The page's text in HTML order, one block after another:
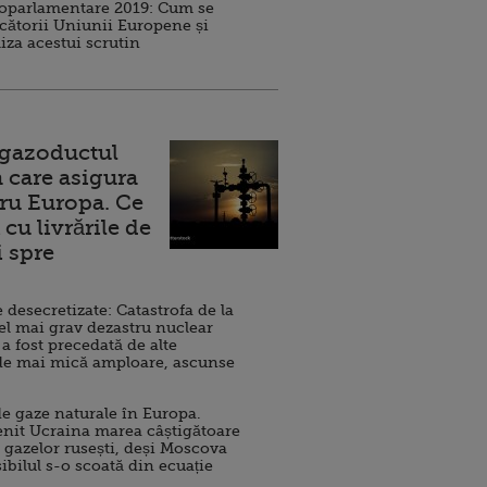
2019: Cum se
Uniunii Europene și
acestui scrutin
asigura
Europa. Ce
cu livrările de
spre
desecretizate: Catastrofa de la
mai grav dezastru nuclear
fost precedată de alte
mai mică amploare, ascunse
gaze naturale în Europa.
Ucraina marea câștigătoare
rusești, deși Moscova
s-o scoată din ecuație